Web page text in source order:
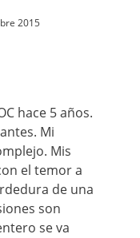
2015
hace 5 años.
Mi
Mis
el temor a
de una
son
se va